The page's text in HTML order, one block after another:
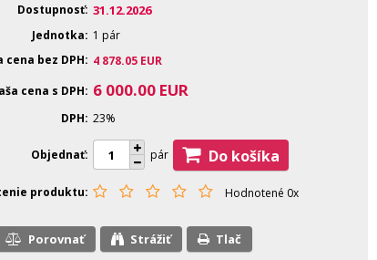
Dostupnosť 31.12.2026
Jednotka
1 pár
cena bez DPH
4 878.05 EUR
cena s DPH
6 000.00 EUR
DPH 23%
Objednať pár Do košíka
produktu Hodnotené 0x
Porovnať Strážiť Tlač